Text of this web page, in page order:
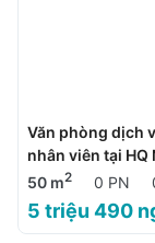
Văn phòng dịch
nhân viên tại
Building
50 m2 0 PN
5 triệu 490